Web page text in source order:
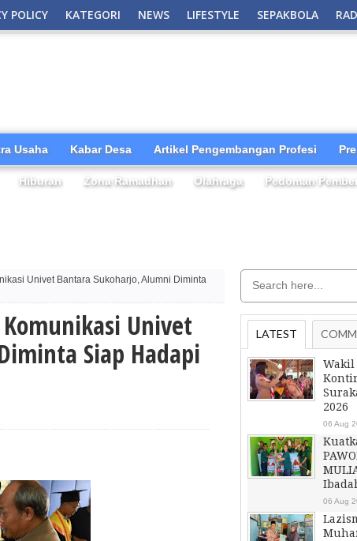
POLICY KATEGORI NEWS LIFESTYLE SEPAKBOLA
Usaha Kabar Desa Artikel Pengembangan Profesi
Hiburan Zona Ramadhan Olahraga Pedoman
Univet Bantara Sukoharjo, Alumni Diminta
Univet
Siap Hadapi
LATEST
Wakil
2026
06 Aug
06 Aug